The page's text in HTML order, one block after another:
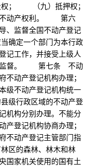
； （九）抵押权；
不动产权利。 第六
、监督全国不动产登记
定一个部门为本行政
记工作，并接受上级人
、监督。 第七条 不动
不动产登记机构办理；
级不动产登记机构统一
行政区域的不动产登
机构分别办理。不能分
登记机构协商办理；
不动产登记主管部门指
的森林、林木和林
国家机关使用的国有土